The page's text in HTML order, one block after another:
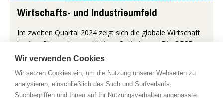
Wirtschafts- und Industrieumfeld
Im zweiten Quartal 2024 zeigt sich die globale Wirtschaft
in einer Phase des vorsichtigen Optimismus. Die OECD
prognostiziert für 2024 ein globales BIP-Wachstum von
Mehr...
Wir verwenden Cookies
Wir setzen Cookies ein, um die Nutzung unserer Webseiten zu
analysieren, einschließlich des Such und Surfverlaufs,
Suchbegriffen und Ihnen auf Ihr Nutzungsverhalten angepasste